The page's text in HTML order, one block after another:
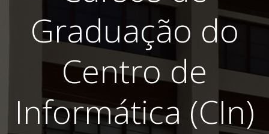
Graduação do
Centro de
Informática (CIn)